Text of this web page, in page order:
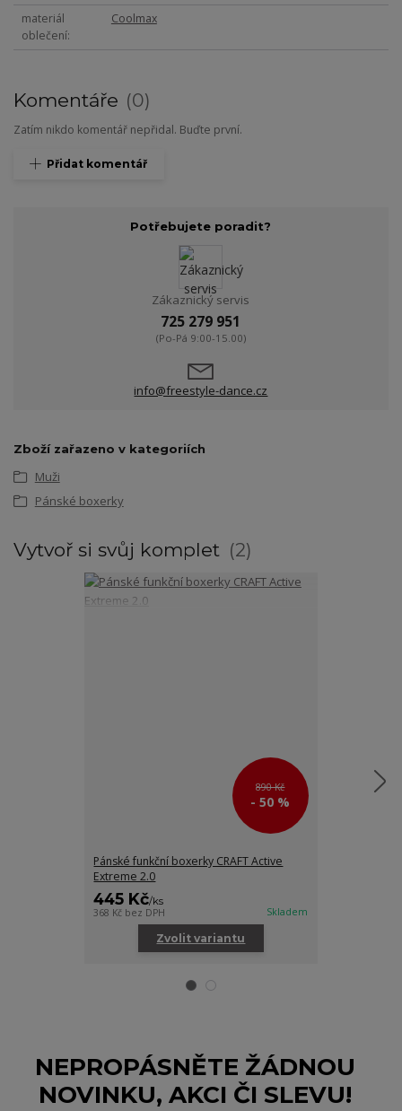
materiál
oblečení
Coolmax
Komentáře 0
Zatím nikdo komentář nepřidal. Buďte první.
Přidat komentář
Potřebujete poradit?
Zákaznický servis
725 279 951
(Po-Pá 9:00-15.00)
info@freestyle-dance.cz
Zboží zařazeno v kategoriích
Muži
Pánské boxerky
Vytvoř si svůj komplet 2
890 Kč
- 50 %
Pánské funkční boxerky CRAFT Active
Extreme 2.0
445 Kč/ks
368 Kč bez DPH Skladem
Zvolit variantu
NEPROPÁSNĚTE ŽÁDNOU
NOVINKU, AKCI ČI SLEVU!